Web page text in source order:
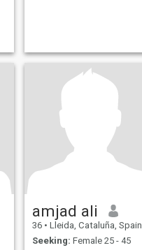
amjad ali
36 • Lleida, Cataluña, Spain
Seeking: Female 25 - 45